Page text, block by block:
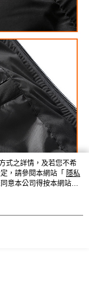
式之詳情，及若您不希
，請參閱本網站「 隱私
意本公司得按本網站使